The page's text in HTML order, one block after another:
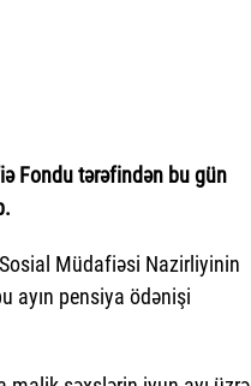
Fondu tərəfindən bu gün
Müdafiəsi Nazirliyinin
ayın pensiya ödənişi